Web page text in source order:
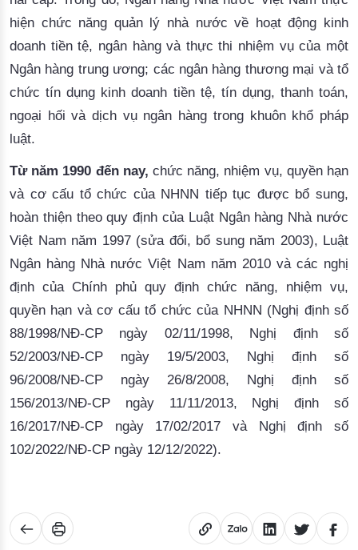
hiện chức năng quản lý nhà nước về hoạt động kinh
doanh tiền tệ, ngân hàng và thực thi nhiệm vụ của một
Ngân hàng trung ương; các ngân hàng thương mại và tổ
chức tín dụng kinh doanh tiền tệ, tín dụng, thanh toán,
ngoại hối và dịch vụ ngân hàng trong khuôn khổ pháp
luật.
Từ năm 1990 đến nay, chức năng, nhiệm vụ, quyền hạn
và cơ cấu tổ chức của NHNN tiếp tục được bổ sung,
hoàn thiện theo quy định của Luật Ngân hàng Nhà nước
Việt Nam năm 1997 (sửa đổi, bổ sung năm 2003), Luật
Ngân hàng Nhà nước Việt Nam năm 2010 và các nghị
định của Chính phủ quy định chức năng, nhiệm vụ,
quyền hạn và cơ cấu tổ chức của NHNN (Nghị định số
88/1998/NĐ-CP ngày 02/11/1998, Nghị định số
52/2003/NĐ-CP ngày 19/5/2003, Nghị định số
96/2008/NĐ-CP ngày 26/8/2008, Nghị định số
156/2013/NĐ-CP ngày 11/11/2013, Nghị định số
16/2017/NĐ-CP ngày 17/02/2017 và Nghị định số
102/2022/NĐ-CP ngày 12/12/2022).